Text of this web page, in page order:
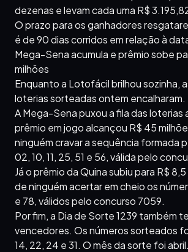
dezenas e levam cada uma R$
O prazo para os ganhadores
é de 90 dias corridos em relação à
Mega-Sena acumula e prêmio sobe
milhões
Enquanto a Lotofácil brilhou sozinha,
loterias sorteadas ontem encalharam.
A Mega-Sena puxou a fila das loterias
prêmio em jogo alcançou R$ 45
ninguém cravar a sequência formada
02, 10, 11, 25, 51 e 56, válida pelo
Já o prêmio da Quina subiu para R$
de ninguém acertar em cheio os
e 78, válidos pelo concurso 7059.
Por fim, a Dia de Sorte 1239 também
vencedores. Os números sorteados
14, 22, 24 e 31. O mês da sorte foi